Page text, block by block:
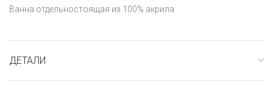
Ванна отдельностоящая из 100% акрила
ДЕТАЛИ